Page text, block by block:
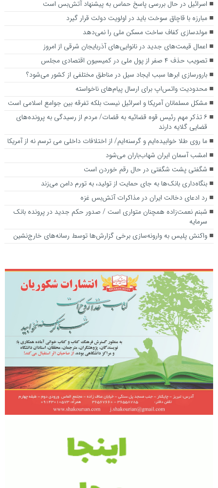
اسرائیل در حال بررسی پاسخ حماس به پیشنهاد آتش‌بس است
مبارزه با قاچاق سوخت باید در اولویت دولت قرار گیرد
مولدسازی کفاف ساخت مسکن ملی را نمی‌دهد
اعمال قیمت‌های جدید در نانوایی‌های آذربایجان شرقی از امروز
تصویب حذف ۴ صفر از پول ملی در کمیسیون اقتصادی مجلس
بارورسازی ابر‌ها سبب ایجاد سیل در مناطق مختلفی از کشور می‌شود؟
محدودیت واتس‌اپ برای ارسال پیام‌های ناخواسته
مشکل مسلمانان آمریکا و اسرائیل نیست بلکه تفرقه بین جوامع اسلامی است
۶ تذکر مهم رئیس قوه قضائیه به قضات/ مردم از رسیدگی به پرونده‌های
قضایی گلایه‌ دارند‌
ما روی طلا خوابیده‌ایم و گرسنه‌ایم/ از اختلافات داخلی می ترسم نه از آمریکا
امشب آسمان ایران شهاب‌باران می‌شود
شگفتی پشت شگفتی در حال رقم خوردن است
بنگاه‌داری بانک‌ها به جای حمایت از تولید، به تورم دامن می‌زند
رد ادعای دخالت ایران در مذاکرات آتش‌بس غزه
شبنم نعمت‌زاده همچنان متواری است / صدور حکم جدید در پرونده بانک
سرمایه
واکنش پلیس به وارونه‌سازی برخی گزارش‌ها توسط رسانه‌های خارج‌نشین